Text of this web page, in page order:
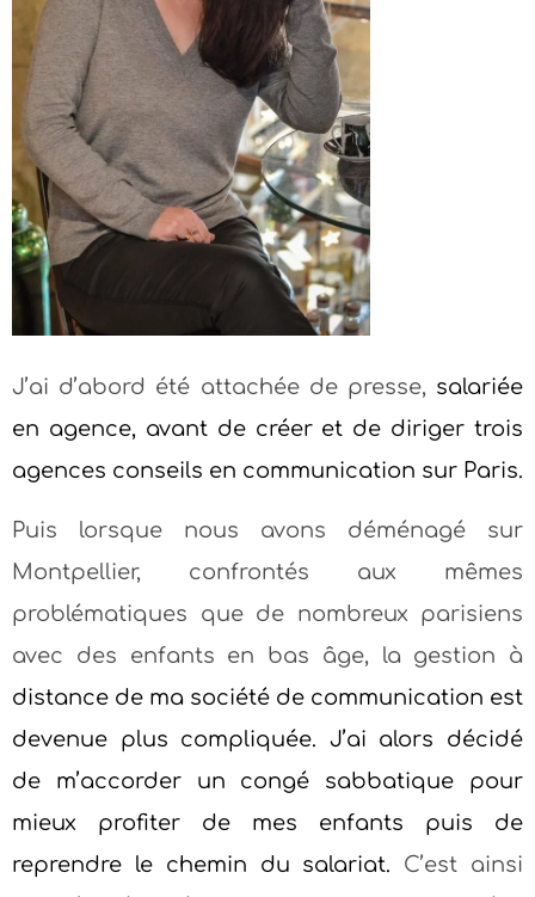
J’ai d’abord été attachée de presse, salariée
en agence, avant de créer et de diriger trois
agences conseils en communication sur Paris.
Puis lorsque nous avons déménagé sur
Montpellier, confrontés aux mêmes
problématiques que de nombreux parisiens
avec des enfants en bas âge, la gestion à
distance de ma société de communication est
devenue plus compliquée. J’ai alors décidé
de m’accorder un congé sabbatique pour
mieux profiter de mes enfants puis de
reprendre le chemin du salariat. C’est ainsi